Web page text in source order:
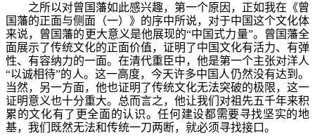
之所以对曾国藩如此感兴趣，第一个原因，正如我在《曾
国藩的正面与侧面（一）》的序中所说，对于中国这个文化体
来说，曾国藩的更大意义是他展现的“中国式力量”。曾国藩全
面展示了传统文化的正面价值，证明了中国文化有活力、有弹
性、有容纳力的一面。在清代重臣中，他是第一个主张对洋人
“以诚相待”的人。这一高度，今天许多中国人仍然没有达到。
当然，另一方面，他也证明了传统文化无法突破的极限，这一
证明意义也十分重大。总而言之，他让我们对祖先五千年来积
累的文化有了更全面的认识。任何建设都需要寻找坚实的地
基，我们既然无法和传统一刀两断，就必须寻找接口。